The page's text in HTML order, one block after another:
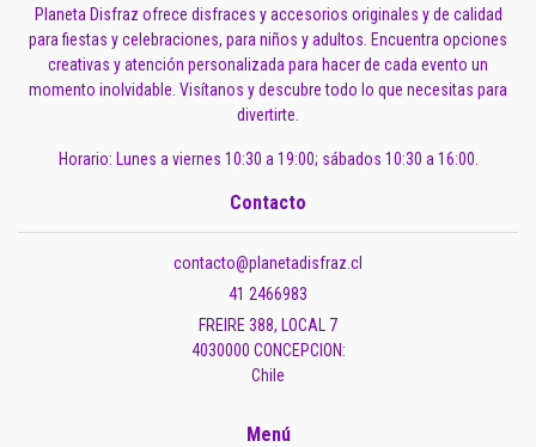
Planeta Disfraz ofrece disfraces y accesorios originales y de calidad
para fiestas y celebraciones, para niños y adultos. Encuentra opciones
creativas y atención personalizada para hacer de cada evento un
momento inolvidable. Visítanos y descubre todo lo que necesitas para
divertirte.
Horario: Lunes a viernes 10:30 a 19:00; sábados 10:30 a 16:00.
Contacto
contacto@planetadisfraz.cl
41 2466983
FREIRE 388, LOCAL 7
4030000 CONCEPCION:
Chile
Menú